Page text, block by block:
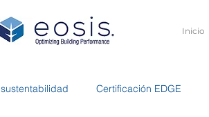
Inicio
sustentabilidad Certificación EDGE